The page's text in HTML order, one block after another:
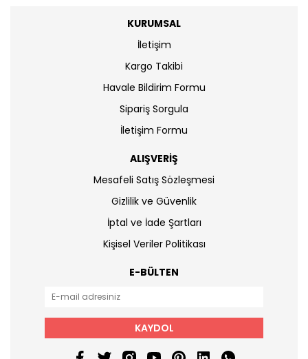
KURUMSAL
İletişim
Kargo Takibi
Havale Bildirim Formu
Sipariş Sorgula
İletişim Formu
ALIŞVERİŞ
Mesafeli Satış Sözleşmesi
Gizlilik ve Güvenlik
İptal ve İade Şartları
Kişisel Veriler Politikası
E-BÜLTEN
KAYDOL